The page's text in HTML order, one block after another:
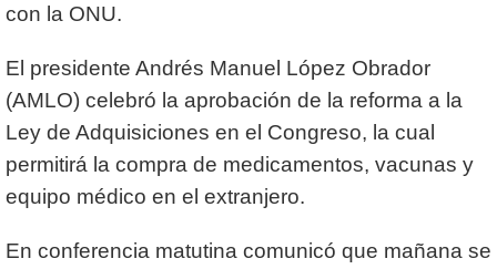
con la ONU.
El presidente Andrés Manuel López Obrador
(AMLO) celebró la aprobación de la reforma a la
Ley de Adquisiciones en el Congreso, la cual
permitirá la compra de medicamentos, vacunas y
equipo médico en el extranjero.
En conferencia matutina comunicó que mañana se